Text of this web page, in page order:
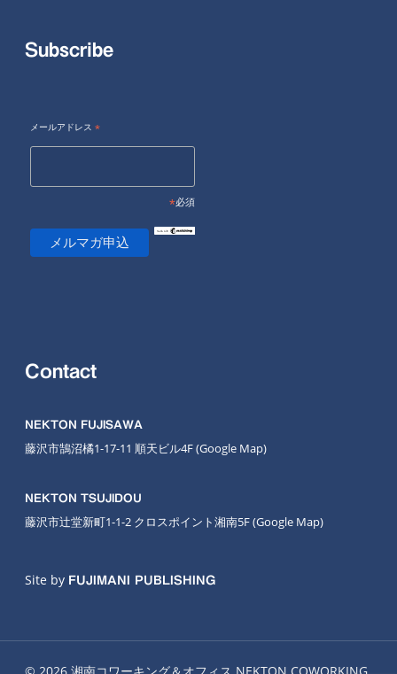
Subscribe
メールアドレス *
*必須
Contact
NEKTON FUJISAWA
藤沢市鵠沼橘1-17-11 順天ビル4F(Google Map)
NEKTON TSUJIDOU
藤沢市辻堂新町1-1-2 クロスポイント湘南5F(Google Map)
Site by FUJIMANI PUBLISHING